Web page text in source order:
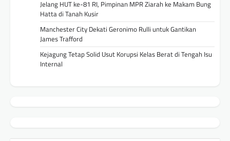
Jelang HUT ke-81 RI, Pimpinan MPR Ziarah ke Makam Bung
Hatta di Tanah Kusir
Manchester City Dekati Geronimo Rulli untuk Gantikan
James Trafford
Kejagung Tetap Solid Usut Korupsi Kelas Berat di Tengah Isu
Internal